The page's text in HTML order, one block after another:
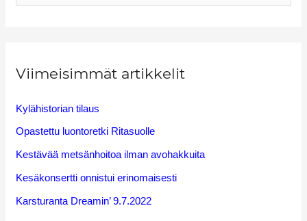
c
f
o
r
:
Viimeisimmät artikkelit
Kylähistorian tilaus
Opastettu luontoretki Ritasuolle
Kestävää metsänhoitoa ilman avohakkuita
Kesäkonsertti onnistui erinomaisesti
Karsturanta Dreamin’ 9.7.2022